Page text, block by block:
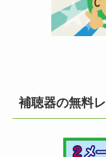
補聴器の無料